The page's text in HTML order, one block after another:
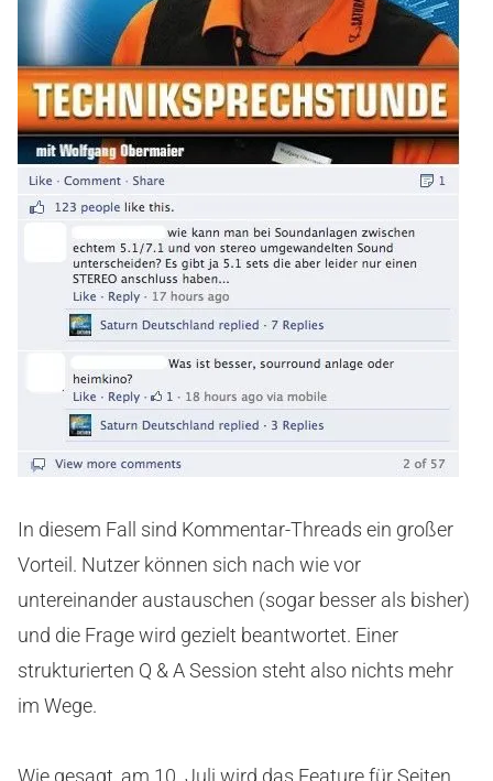
In diesem Fall sind Kommentar-Threads ein großer
Vorteil. Nutzer können sich nach wie vor
untereinander austauschen (sogar besser als bisher)
und die Frage wird gezielt beantwortet. Einer
strukturierten Q & A Session steht also nichts mehr
im Wege.
Wie gesagt, am 10. Juli wird das Feature für Seiten